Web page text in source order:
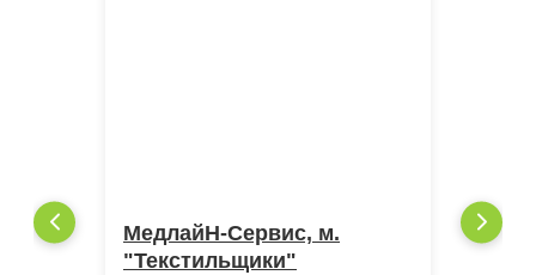
МедлайН-Сервис, м.
"Текстильщики"